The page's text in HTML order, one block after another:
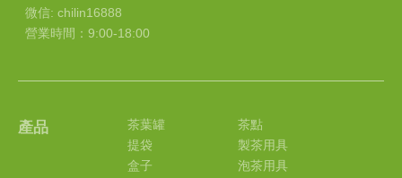
微信: chilin16888
營業時間：9:00-18:00
產品
茶葉罐
提袋
盒子
茶點
製茶用具
泡茶用具